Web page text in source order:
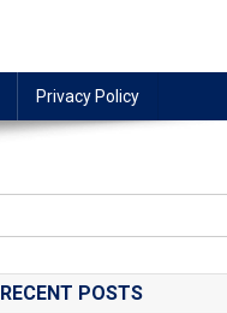
Privacy Policy
RECENT POSTS